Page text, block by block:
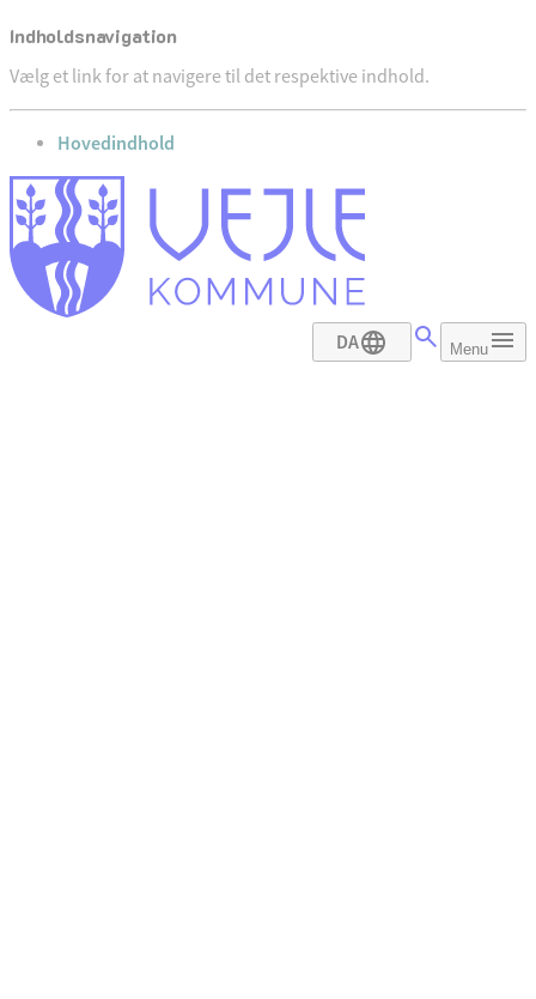
Indholdsnavigation
Vælg et link for at navigere til det respektive indhold.
gå til
Hovedindhold
DA Menu